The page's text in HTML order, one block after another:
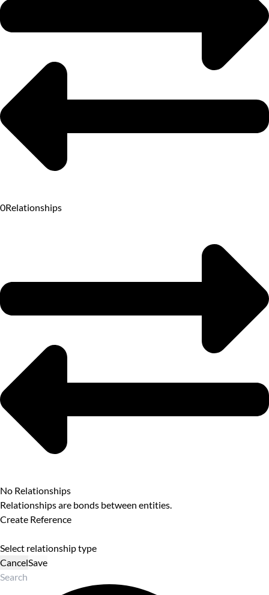
0Relationships
No Relationships
Relationships are bonds between entities.
Create Reference
Select relationship type
CancelSave